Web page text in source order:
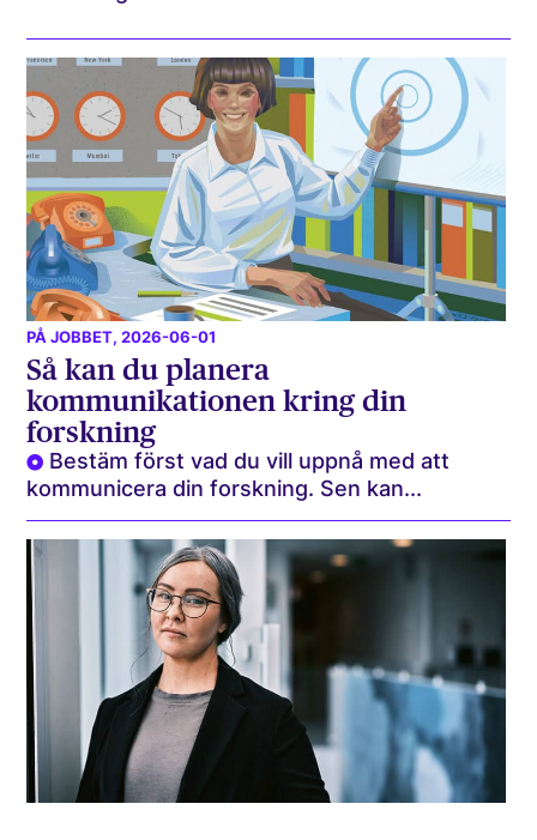
PÅ JOBBET, 2026-06-01
Så kan du planera
kommunikationen kring din
forskning
Bestäm först vad du vill uppnå med att
kommunicera din forskning. Sen kan...